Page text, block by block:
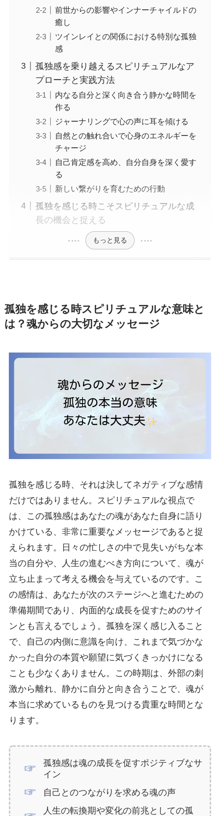
前世からの影響やインナーチャイルドの
癒し
ツインレイとの関係における特別な孤独
感
孤独感を乗り越えるスピリチュアルなア
プローチと実践方法
内なる自分と深く向き合う静かな時間を
作る
ジャーナリングで心の声に耳を傾ける
自然との触れ合いで心身のエネルギーを
チャージ
自己肯定感を高め、自分自身を深く愛す
る
新しい繋がりを育むための行動
孤独を感じる時こそスピリチュアルな成
長の機会と捉える
もっと見る
孤独を感じる時スピリチュアルな意味と
は？魂からの大切なメッセージ
孤独を感じる時、それは決してネガティブな感情
だけではありません。スピリチュアルな視点で
は、この孤独感はあなたの魂があなた自身に語り
かけている、非常に重要なメッセージであると捉
えられます。日々の忙しさの中で見失いがちな本
当の自分や、人生の進むべき方向について、魂が
立ち止まって考える機会を与えているのです。こ
の感情は、あなたが次のステージへと進むための
準備期間であり、内面的な成長を促すためのサイ
ンとも言えるでしょう。孤独を深く感じ入ること
で、自己の内側に意識を向け、これまで気づかな
かった自分の本質や願望に気づくきっかけになる
ことも少なくありません。この時期は、外部の刺
激から離れ、静かに自分と向き合うことで、魂が
本当に求めているものを見つける貴重な時間とな
ります。
孤独感は魂の成長を促すポジティブなサ
イン
自己とのつながりを求める魂の声
人生の転換期や変化の前兆としての孤